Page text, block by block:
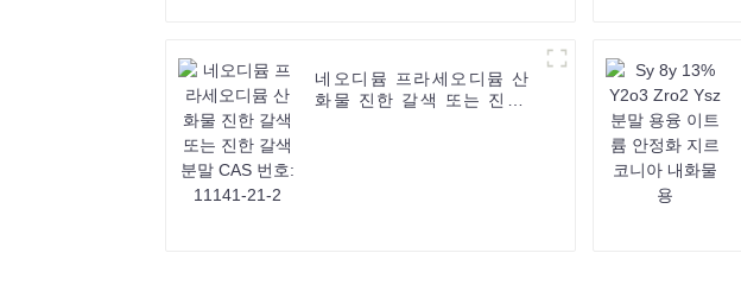
네오디뮴 프라세오디뮴 산
화물 진한 갈색 또는 진한